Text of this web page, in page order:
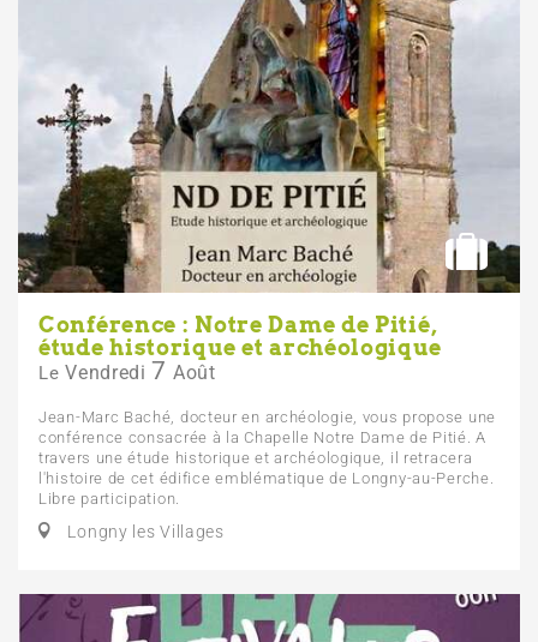
Conférence : Notre Dame de Pitié,
étude historique et archéologique
Le Vendredi 7 Août
Jean-Marc Baché, docteur en archéologie, vous propose une
conférence consacrée à la Chapelle Notre Dame de Pitié. A
travers une étude historique et archéologique, il retracera
l'histoire de cet édifice emblématique de Longny-au-Perche.
Libre participation.
Longny les Villages